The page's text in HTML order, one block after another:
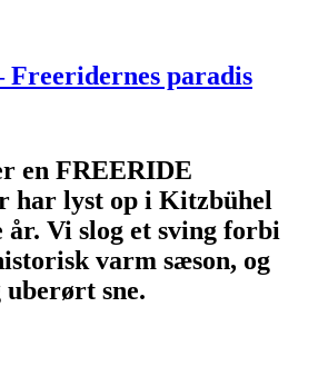
Freeridernes paradis
en FREERIDE
har lyst op i Kitzbühel
år. Vi slog et sving forbi
varm sæson, og
sne.